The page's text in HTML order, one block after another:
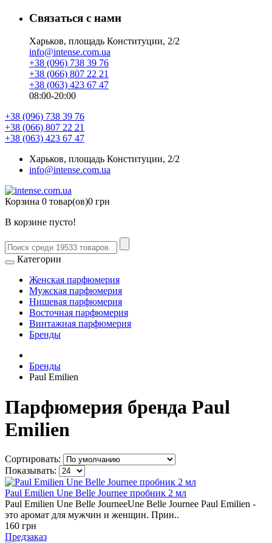
Связаться с нами
Харьков, площадь Конституции, 2/2
info@intense.com.ua
+38 (096) 738 39 76
+38 (066) 807 22 21
+38 (063) 423 67 47
08:00-20:00
+38 (096) 738 39 76
+38 (066) 807 22 21
+38 (063) 423 67 47
Харьков, площадь Конституции, 2/2
info@intense.com.ua
Корзина 0 товар(ов)0 грн
В корзине пусто!
Категории
Женская парфюмерия
Мужская парфюмерия
Нишевая парфюмерия
Восточная парфюмерия
Винтажная парфюмерия
Бренды
Бренды
Paul Emilien
Парфюмерия бренда Paul
Emilien
Сортировать:
Показывать:
Paul Emilien Une Belle Journee пробник 2 мл
Paul Emilien Une Belle JourneeUne Belle Journee Paul Emilien -
это аромат для мужчин и женщин. Прин..
160 грн
Предзаказ